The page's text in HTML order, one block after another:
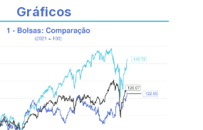
Gráficos